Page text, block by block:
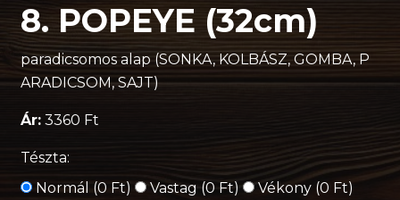
8. POPEYE (32cm)
paradicsomos alap (SONKA, KOLBÁSZ, GOMBA, P
ARADICSOM, SAJT)
Ár: 3360 Ft
Tészta:
Normál (0 Ft)
Vastag (0 Ft) Vékony (0 Ft)